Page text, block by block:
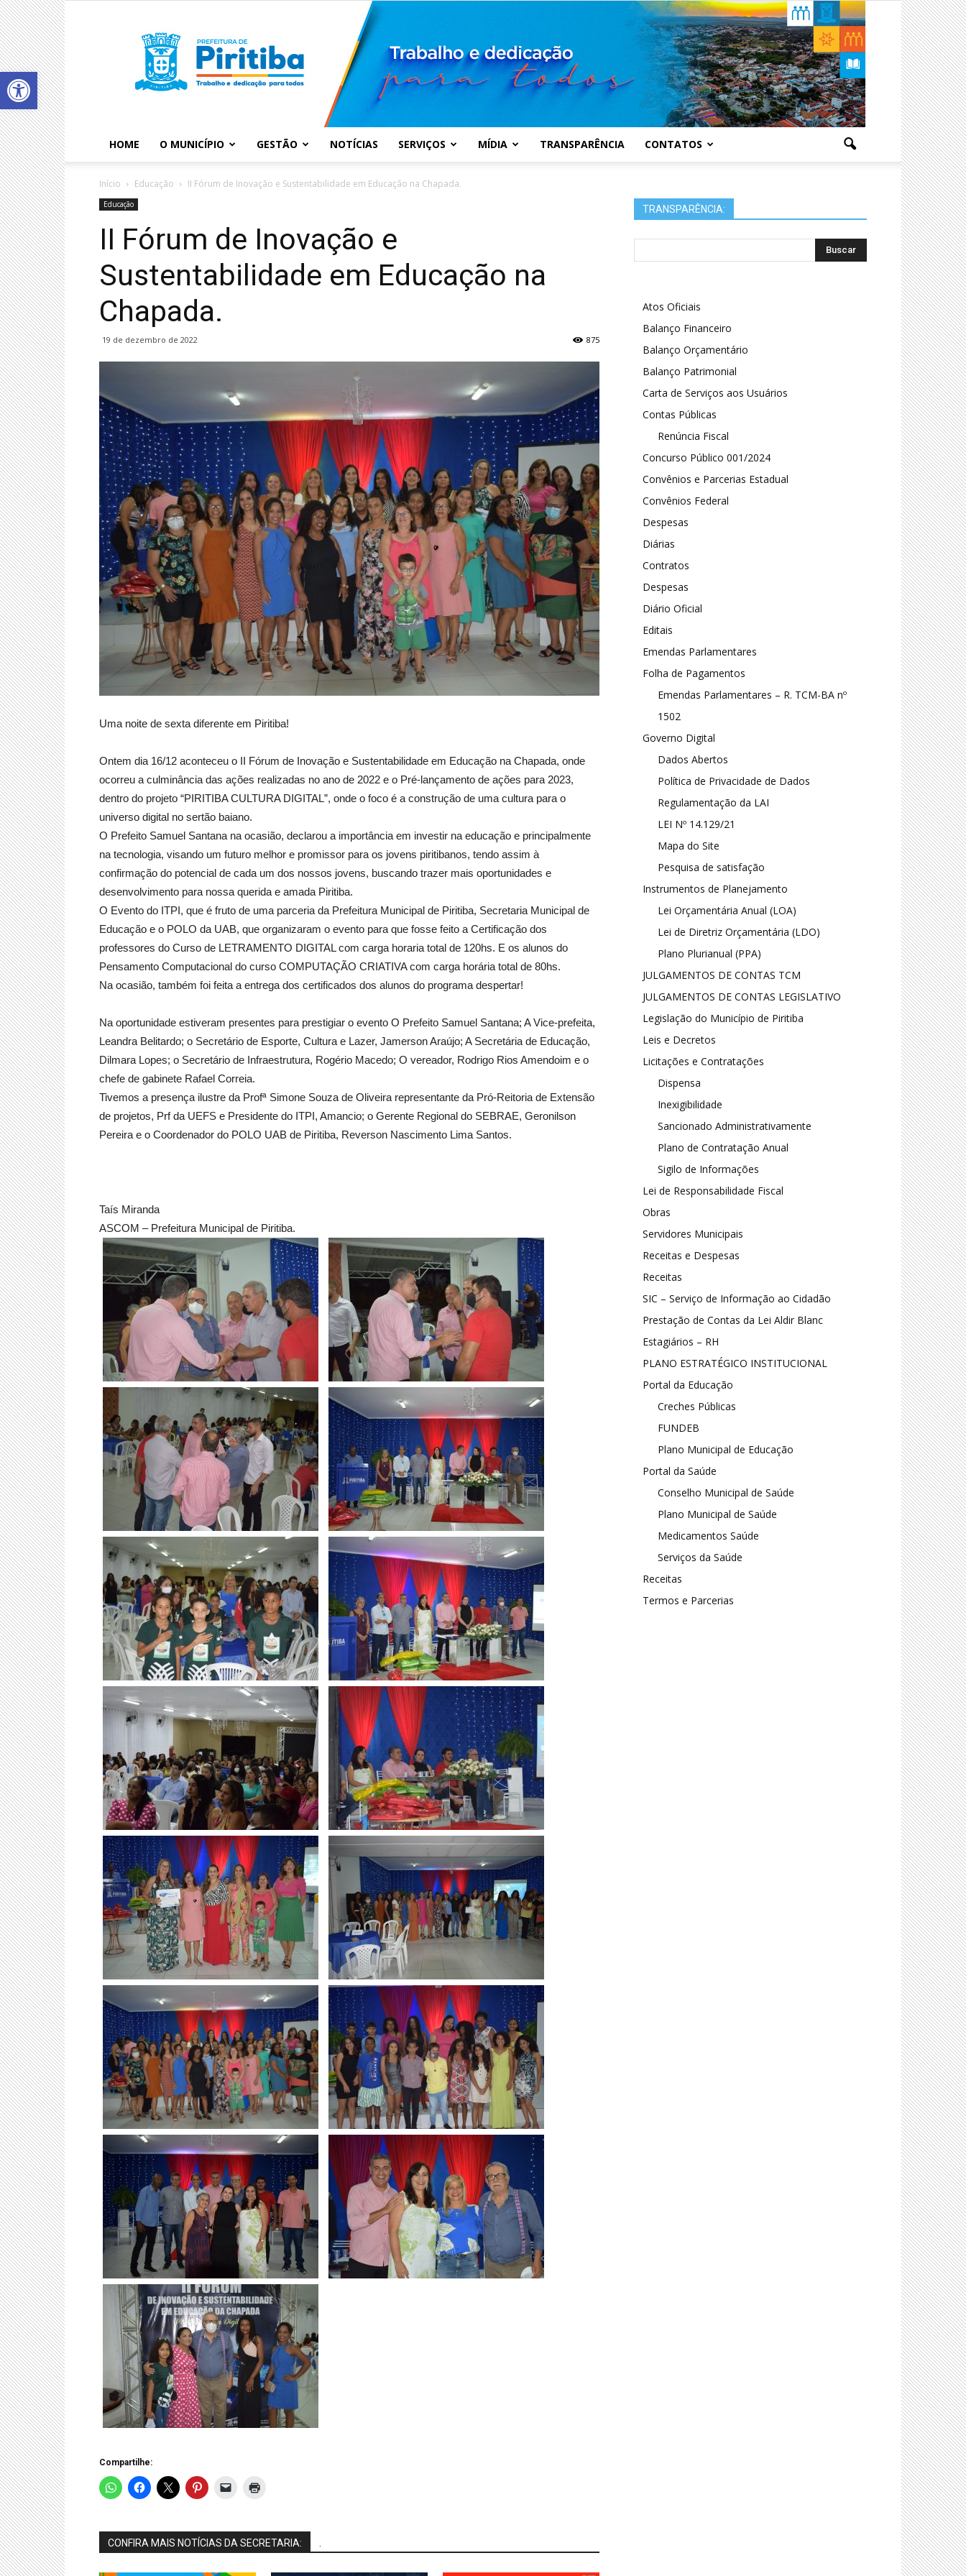
Abrir a barra de ferramentas
Municipal
de
Piritiba
HOME O MUNICÍPIO GESTÃO NOTÍCIAS SERVIÇOS MÍDIA TRANSPARÊNCIA CONTATOS
Início Educação II Fórum de Inovação e Sustentabilidade em Educação na Chapada.
Educação
II Fórum de Inovação e
Sustentabilidade em Educação na
Chapada.
19 de dezembro de 2022 875
Uma noite de sexta diferente em Piritiba!
Ontem dia 16/12 aconteceu o II Fórum de Inovação e Sustentabilidade em Educação na Chapada, onde
ocorreu a culminância das ações realizadas no ano de 2022 e o Pré-lançamento de ações para 2023,
dentro do projeto “PIRITIBA CULTURA DIGITAL”, onde o foco é a construção de uma cultura para o
universo digital no sertão baiano.
O Prefeito Samuel Santana na ocasião, declarou a importância em investir na educação e principalmente
na tecnologia, visando um futuro melhor e promissor para os jovens piritibanos, tendo assim à
confirmação do potencial de cada um dos nossos jovens, buscando trazer mais oportunidades e
desenvolvimento para nossa querida e amada Piritiba.
O Evento do ITPI, que é fruto de uma parceria da Prefeitura Municipal de Piritiba, Secretaria Municipal de
Educação e o POLO da UAB, que organizaram o evento para que fosse feito a Certificação dos
professores do Curso de LETRAMENTO DIGITAL com carga horaria total de 120hs. E os alunos do
Pensamento Computacional do curso COMPUTAÇÃO CRIATIVA com carga horária total de 80hs.
Na ocasião, também foi feita a entrega dos certificados dos alunos do programa despertar!
Na oportunidade estiveram presentes para prestigiar o evento O Prefeito Samuel Santana; A Vice-prefeita,
Leandra Belitardo; o Secretário de Esporte, Cultura e Lazer, Jamerson Araújo; A Secretária de Educação,
Dilmara Lopes; o Secretário de Infraestrutura, Rogério Macedo; O vereador, Rodrigo Rios Amendoim e o
chefe de gabinete Rafael Correia.
Tivemos a presença ilustre da Profª Simone Souza de Oliveira representante da Pró-Reitoria de Extensão
de projetos, Prf da UEFS e Presidente do ITPI, Amancio; o Gerente Regional do SEBRAE, Geronilson
Pereira e o Coordenador do POLO UAB de Piritiba, Reverson Nascimento Lima Santos.
Taís Miranda
ASCOM – Prefeitura Municipal de Piritiba.
Compartilhe:
CONFIRA MAIS NOTÍCIAS DA SECRETARIA: .
TRANSPARÊNCIA:
Atos Oficiais
Balanço Financeiro
Balanço Orçamentário
Balanço Patrimonial
Carta de Serviços aos Usuários
Contas Públicas
Renúncia Fiscal
Concurso Público 001/2024
Convênios e Parcerias Estadual
Convênios Federal
Despesas
Diárias
Contratos
Despesas
Diário Oficial
Editais
Emendas Parlamentares
Folha de Pagamentos
Emendas Parlamentares – R. TCM-BA nº
1502
Governo Digital
Dados Abertos
Política de Privacidade de Dados
Regulamentação da LAI
LEI Nº 14.129/21
Mapa do Site
Pesquisa de satisfação
Instrumentos de Planejamento
Lei Orçamentária Anual (LOA)
Lei de Diretriz Orçamentária (LDO)
Plano Plurianual (PPA)
JULGAMENTOS DE CONTAS TCM
JULGAMENTOS DE CONTAS LEGISLATIVO
Legislação do Município de Piritiba
Leis e Decretos
Licitações e Contratações
Dispensa
Inexigibilidade
Sancionado Administrativamente
Plano de Contratação Anual
Sigilo de Informações
Lei de Responsabilidade Fiscal
Obras
Servidores Municipais
Receitas e Despesas
Receitas
SIC – Serviço de Informação ao Cidadão
Prestação de Contas da Lei Aldir Blanc
Estagiários – RH
PLANO ESTRATÉGICO INSTITUCIONAL
Portal da Educação
Creches Públicas
FUNDEB
Plano Municipal de Educação
Portal da Saúde
Conselho Municipal de Saúde
Plano Municipal de Saúde
Medicamentos Saúde
Serviços da Saúde
Receitas
Termos e Parcerias